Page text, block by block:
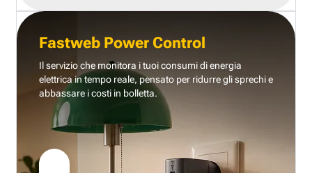
Fastweb Power Control
Il servizio che monitora i tuoi consumi di energia
elettrica in tempo reale, pensato per ridurre gli sprechi e
abbassare i costi in bolletta.